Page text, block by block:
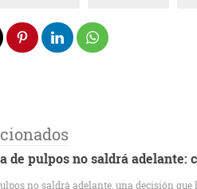
de pulpos no saldrá adelante:
no saldrá adelante, una decisión que